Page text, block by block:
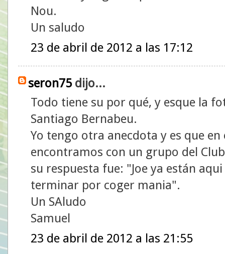
Nou.
Un saludo
23 de abril de 2012 a las 17:12
seron75dijo...
Todo tiene su por qué, y esque la
Santiago Bernabeu.
Yo tengo otra anecdota y es que
encontramos con un grupo del
su respuesta fue: "Joe ya están
terminar por coger mania".
Un SAludo
Samuel
23 de abril de 2012 a las 21:55